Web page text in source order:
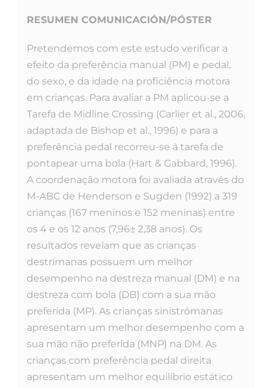
RESUMEN COMUNICACIÓN/PÓSTER
Pretendemos com este estudo verificar a
efeito da preferência manual (PM) e pedal,
do sexo, e da idade na proficiência motora
em crianças. Para avaliar a PM aplicou-se a
Tarefa de Midline Crossing (Carlier et al., 2006,
adaptada de Bishop et al., 1996) e para a
preferência pedal recorreu-se à tarefa de
pontapear uma bola (Hart & Gabbard, 1996).
A coordenação motora foi avaliada através do
M-ABC de Henderson e Sugden (1992) a 319
crianças (167 meninos e 152 meninas) entre
os 4 e os 12 anos (7,96± 2,38 anos). Os
resultados revelam que as crianças
destrímanas possuem um melhor
desempenho na destreza manual (DM) e na
destreza com bola (DB) com a sua mão
preferida (MP). As crianças sinistrómanas
apresentam um melhor desempenho com a
sua mão não preferida (MNP) na DM. As
crianças com preferência pedal direita
apresentam um melhor equilíbrio estático